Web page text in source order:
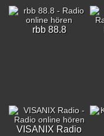
rbb 88.8
VISANIX Radio